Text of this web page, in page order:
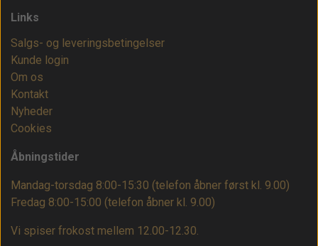
Links
Salgs- og leveringsbetingelser
Kunde login
Om os
Kontakt
Nyheder
Cookies
Åbningstider
Mandag-torsdag 8:00-15:30 (telefon åbner først kl. 9.00)
Fredag 8:00-15:00 (telefon åbner kl. 9.00)
Vi spiser frokost mellem 12.00-12.30.